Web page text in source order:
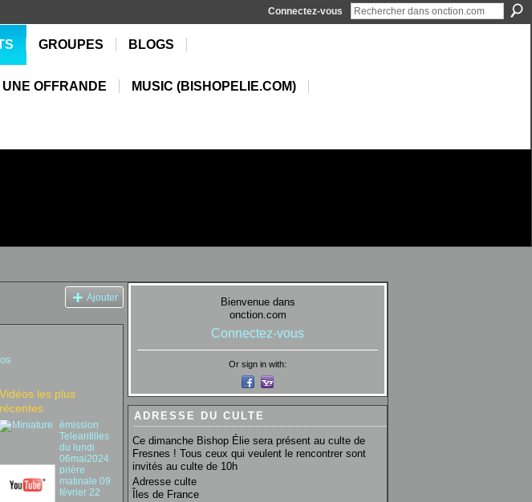
Connectez-vous
GROUPES BLOGS
UNE OFFRANDE MUSIC (BISHOPELIE.COM)
Ajouter
Vidéos les plus
récentes
émission
Teleantilles
du lundi
06mai2024
prière
matinale 09
février 22
Bienvenue dans
onction.com
Connectez-vous
Or sign in with:
ADRESSE DU CULTE
Ce dimanche Bishop Élie sera présent au culte de
Fresnes ! Tous ceux qui veulent le rencontrer sont
invités au culte de 10h
Adresse culte
Îles de France